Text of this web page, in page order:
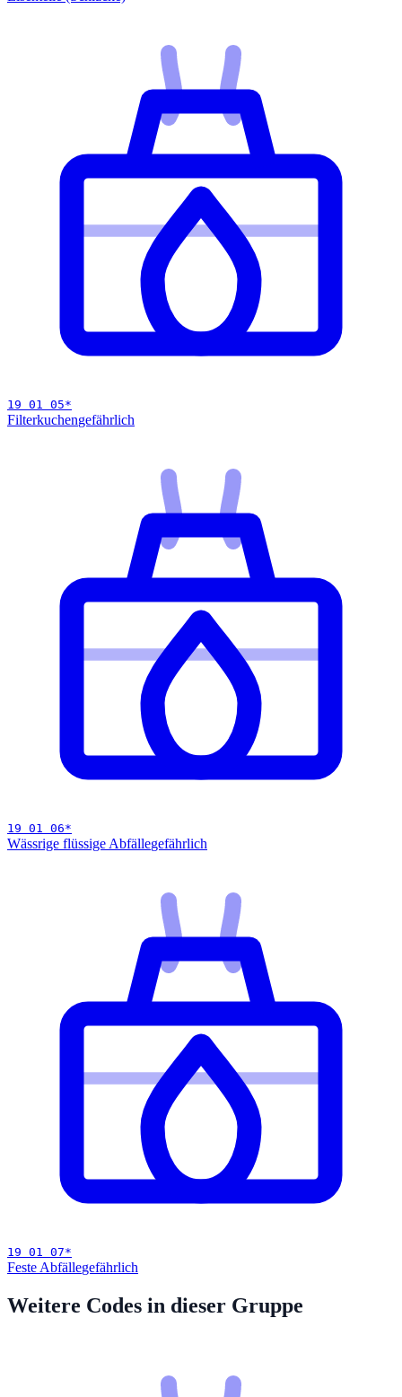
19 01 05*
Filterkuchengefährlich
19 01 06*
Wässrige flüssige Abfällegefährlich
19 01 07*
Feste Abfällegefährlich
Weitere Codes in dieser Gruppe